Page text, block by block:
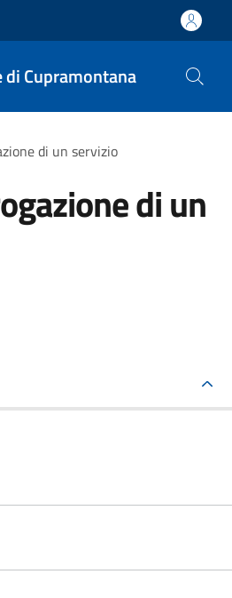
di Cupramontana
di un servizio
di un